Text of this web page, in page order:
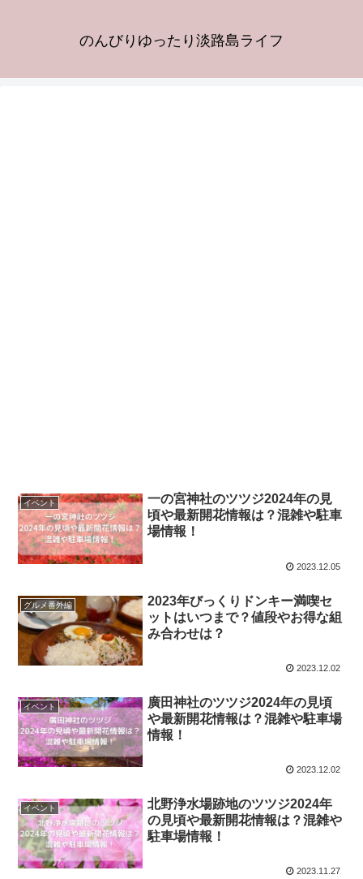
のんびりゆったり淡路島ライフ
イベント
一の宮神社のツツジ2024年の見
頃や最新開花情報は？混雑や駐車
場情報！
2023.12.05
グルメ番外編
2023年びっくりドンキー満喫セ
ットはいつまで？値段やお得な組
み合わせは？
2023.12.02
イベント
廣田神社のツツジ2024年の見頃
や最新開花情報は？混雑や駐車場
情報！
2023.12.02
イベント
北野浄水場跡地のツツジ2024年
の見頃や最新開花情報は？混雑や
駐車場情報！
2023.11.27